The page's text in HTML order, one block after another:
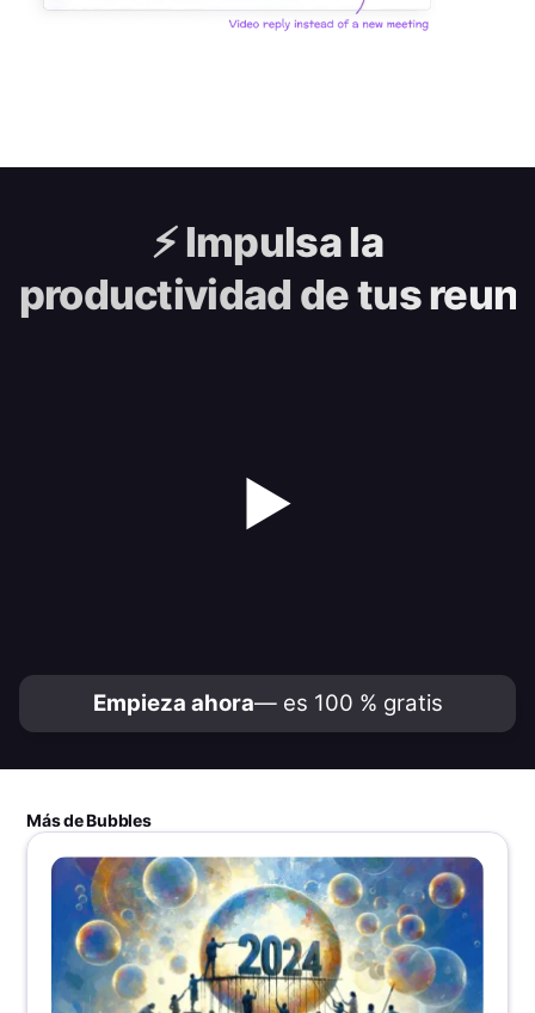
⚡️Impulsa la
productividad de tus
▶
Empieza ahora— es 100 % gratis
Más de Bubbles